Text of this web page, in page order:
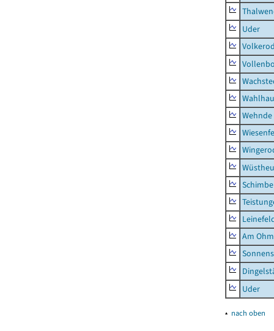
Uder
Wehnde
Am
Uder
▴ nach oben